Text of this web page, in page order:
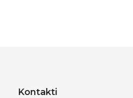
Kontakti